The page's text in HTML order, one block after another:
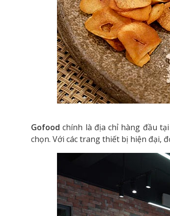
Gofood chính là địa chỉ hàng đầu
chọn. Với các trang thiết bị hiện đại,